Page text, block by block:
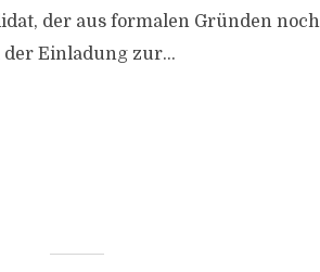
der aus formalen Gründen
Einladung zur...